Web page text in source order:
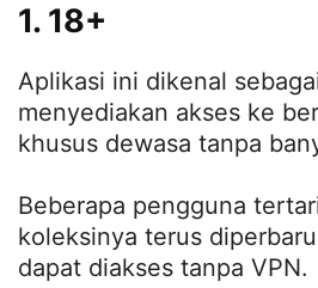
1. 18+
Aplikasi ini dikenal
menyediakan akses ke
khusus dewasa tanpa
Beberapa pengguna
koleksinya terus
dapat diakses tanpa VPN.